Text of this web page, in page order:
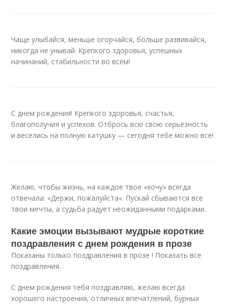
Чаще улыбайся, меньше огорчайся, больше развивайся,
никогда не унывай. Крепкого здоровья, успешных
начинаний, стабильности во всём!
С днем рождения! Крепкого здоровья, счастья,
благополучия и успехов. Отбрось всю свою серьёзность
и веселись на полную катушку — сегодня тебе можно все!
Желаю, чтобы жизнь, на каждое твое «хочу» всегда
отвечала: «Держи, пожалуйста». Пускай сбываются все
твои мечты, а судьба радует неожиданными подарками.
Какие эмоции вызывают мудрые короткие
поздравления с днем рождения в прозе
Показаны только поздравления в прозе ! Показать все
поздравления .
С днем рождения тебя поздравляю, желаю всегда
хорошего настроения, отличных впечатлений, бурных